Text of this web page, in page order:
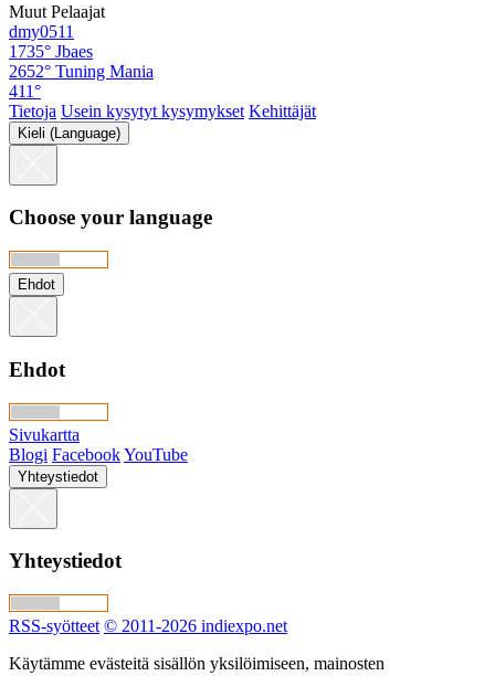
Muut Pelaajat
dmy0511
1735° Jbaes
2652° Tuning Mania
411°
Tietoja Usein kysytyt kysymykset Kehittäjät
Kieli (Language)
Choose your language
Ehdot
Ehdot
Sivukartta
Blogi FacebookYouTube
Yhteystiedot
Yhteystiedot
RSS-syötteet © 2011-2026 indiexpo.net
Käytämme evästeitä sisällön yksilöimiseen, mainosten